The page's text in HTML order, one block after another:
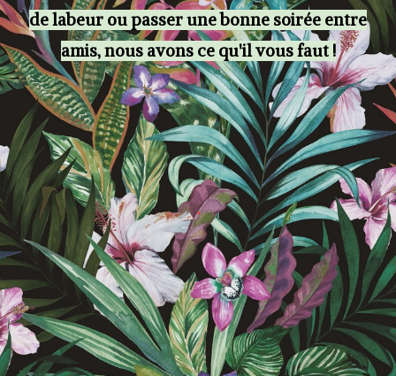
de labeur ou passer une bonne soirée entre
amis, nous avons ce qu'il vous faut !